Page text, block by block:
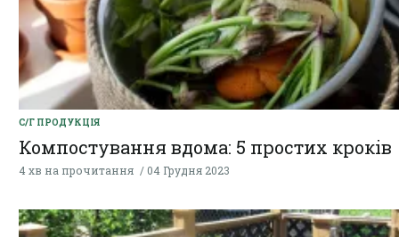
С/Г ПРОДУКЦІЯ
Компостування вдома: 5 простих кроків
4 хв на прочитання 04 Грудня 2023